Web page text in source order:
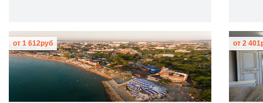
от 1 612руб от 2 401